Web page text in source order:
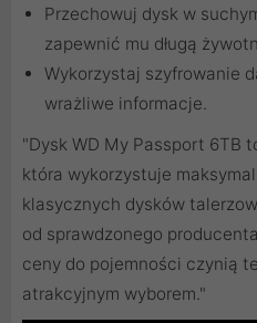
Przechowuj dysk w
zapewnić mu długą
Wykorzystaj szyfrowanie
wrażliwe informacje.
"Dysk WD My Passport 6TB
która wykorzystuje
klasycznych dysków
od sprawdzonego
ceny do pojemności czynią
atrakcyjnym wyborem."